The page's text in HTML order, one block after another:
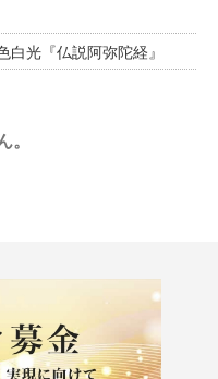
光『仏説阿弥陀経』
。